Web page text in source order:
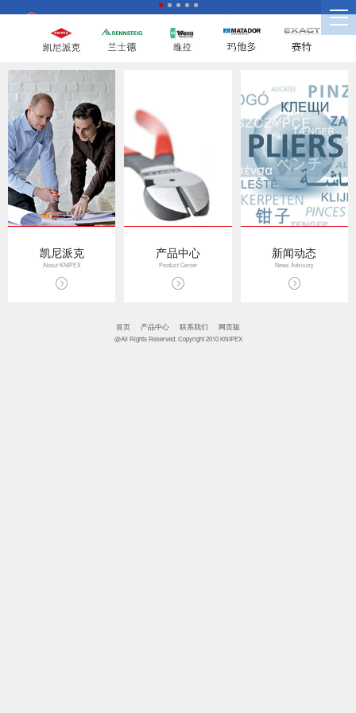
凯尼派克
About KNIPEX
产品中心
Product Center
新闻动态
News Advisory
首页 产品中心 联系我们 网页版
@All Rights Reserved: Copyright 2010 KNIPEX